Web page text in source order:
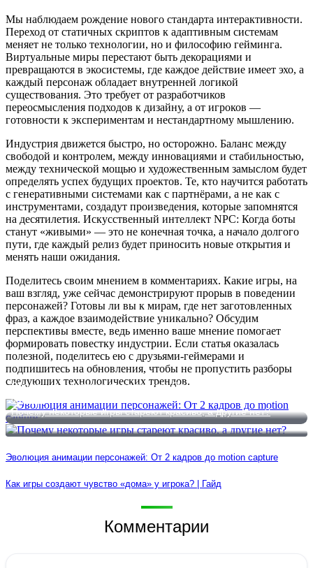
Мы наблюдаем рождение нового стандарта интерактивности.
Переход от статичных скриптов к адаптивным системам
меняет не только технологии, но и философию гейминга.
Виртуальные миры перестают быть декорациями и
превращаются в экосистемы, где каждое действие имеет эхо, а
каждый персонаж обладает внутренней логикой
существования. Это требует от разработчиков
переосмысления подходов к дизайну, а от игроков —
готовности к экспериментам и нестандартному мышлению.
Индустрия движется быстро, но осторожно. Баланс между
свободой и контролем, между инновациями и стабильностью,
между технической мощью и художественным замыслом будет
определять успех будущих проектов. Те, кто научится работать
с генеративными системами как с партнёрами, а не как с
инструментами, создадут произведения, которые запомнятся
на десятилетия. Искусственный интеллект NPC: Когда боты
станут «живыми» — это не конечная точка, а начало долгого
пути, где каждый релиз будет приносить новые открытия и
менять наши ожидания.
Поделитесь своим мнением в комментариях. Какие игры, на
ваш взгляд, уже сейчас демонстрируют прорыв в поведении
персонажей? Готовы ли вы к мирам, где нет заготовленных
фраз, а каждое взаимодействие уникально? Обсудим
перспективы вместе, ведь именно ваше мнение помогает
формировать повестку индустрии. Если статья оказалась
полезной, поделитесь ею с друзьями-геймерами и
подпишитесь на обновления, чтобы не пропустить разборы
следующих технологических трендов.
Эволюция анимации персонажей: От 2 кадров до motion
capture
Почему некоторые игры стареют красиво, а другие нет?
Эволюция анимации персонажей: От 2 кадров до motion capture
Как игры создают чувство «дома» у игрока? | Гайд
Комментарии